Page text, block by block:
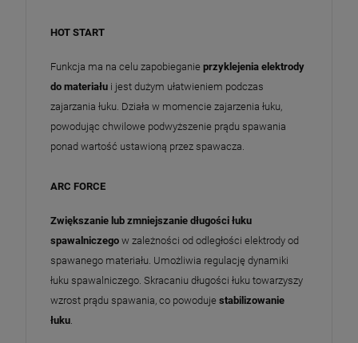
HOT START
Funkcja ma na celu zapobieganie przyklejenia elektrody
do materiału i jest dużym ułatwieniem podczas
zajarzania łuku. Działa w momencie zajarzenia łuku,
powodując chwilowe podwyższenie prądu spawania
ponad wartość ustawioną przez spawacza.
ARC FORCE
Zwiększanie lub zmniejszanie długości łuku
spawalniczego w zależności od odległości elektrody od
spawanego materiału. Umożliwia regulację dynamiki
łuku spawalniczego. Skracaniu długości łuku towarzyszy
wzrost prądu spawania, co powoduje stabilizowanie
łuku